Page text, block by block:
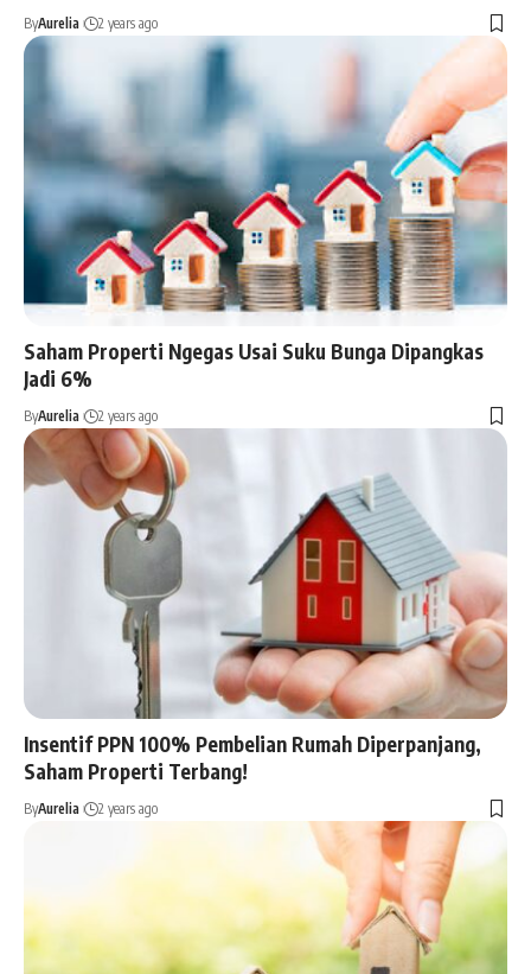
ByAurelia 2 years ago
Saham Properti Ngegas Usai Suku Bunga Dipangkas
Jadi 6%
ByAurelia 2 years ago
Insentif PPN 100% Pembelian Rumah Diperpanjang,
Saham Properti Terbang!
ByAurelia 2 years ago